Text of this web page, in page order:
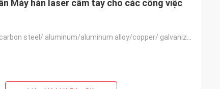
Máy hàn laser cầm tay cho các công việc